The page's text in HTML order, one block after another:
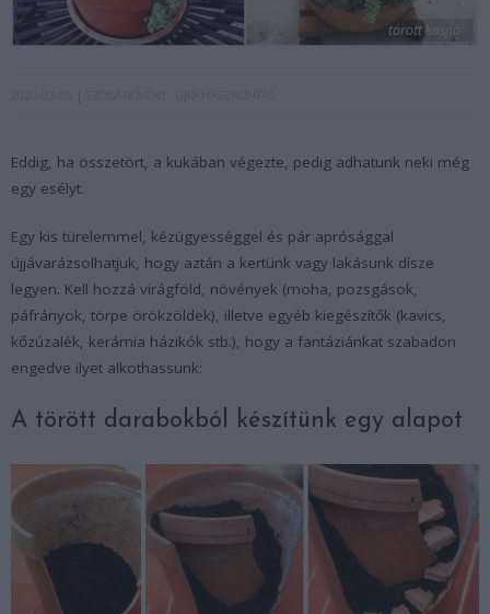
torott kaspo
Eddig, ha összetört, a kukában végezte, pedig adhatunk neki még
egy esélyt.
Egy kis türelemmel, kézügyességgel és pár aprósággal
újjávarázsolhatjuk, hogy aztán a kertünk vagy lakásunk dísze
legyen. Kell hozzá virágföld, növények (moha, pozsgások,
páfrányok, törpe örökzöldek), illetve egyéb kiegészítők (kavics,
kőzúzalék, kerámia házikók stb.), hogy a fantáziánkat szabadon
engedve ilyet alkothassunk:
A törött darabokból készítünk egy alapot